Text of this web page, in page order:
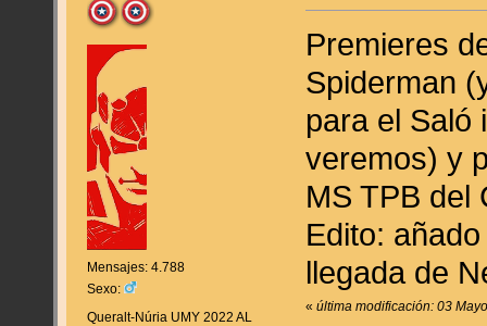
Mensajes: 4.788
Sexo:
Queralt-Núria UMY 2022 AL
Premieres
Spiderman
para el Saló
veremos) y
MS TPB del
Edito:
llegada de
«última modificación: 03